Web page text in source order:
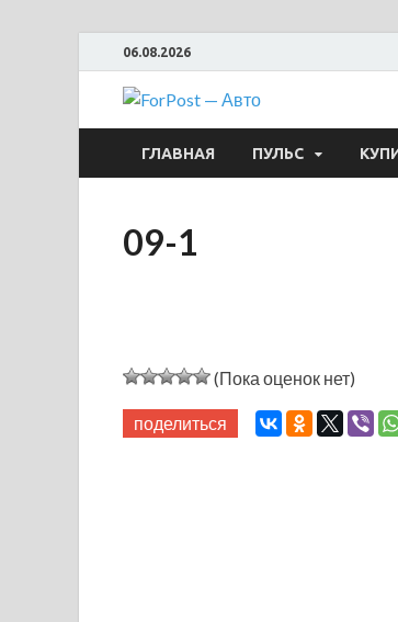
06.08.2026
ГЛАВНАЯ ПУЛЬС
09-1
(Пока оценок нет)
поделиться